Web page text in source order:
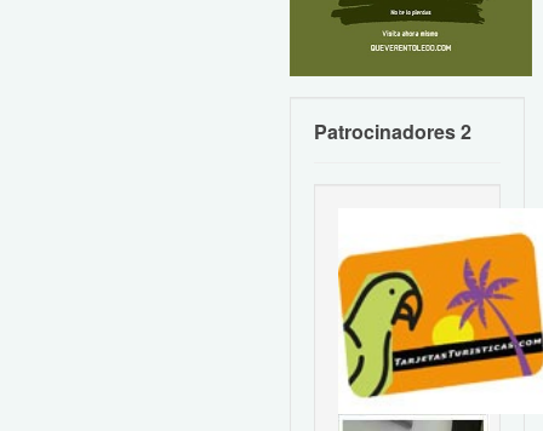
Patrocinadores 2